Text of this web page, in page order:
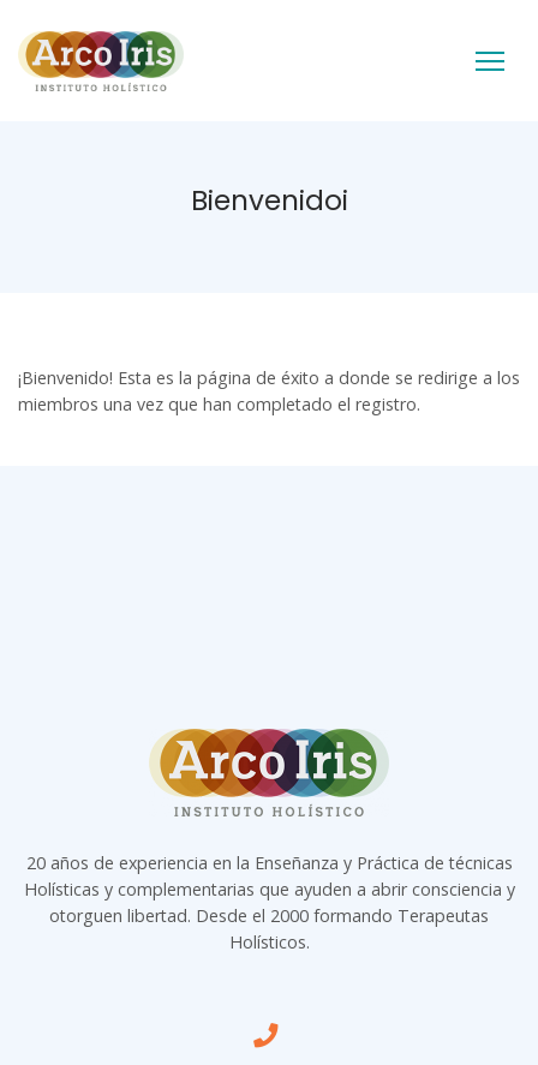
Bienvenidoi
¡Bienvenido! Esta es la página de éxito a donde se redirige a los
miembros una vez que han completado el registro.
20 años de experiencia en la Enseñanza y Práctica de técnicas
Holísticas y complementarias que ayuden a abrir consciencia y
otorguen libertad. Desde el 2000 formando Terapeutas
Holísticos.